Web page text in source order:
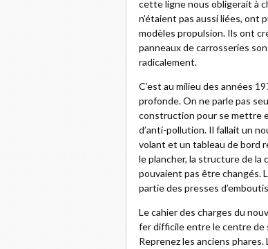
cette ligne nous obligerait à
n’étaient pas aussi liées, ont
modèles propulsion. Ils ont
panneaux de carrosseries
radicalement.
C’est au milieu des années
profonde. On ne parle pas
construction pour se mettre
d’anti-pollution. Il fallait un
volant et un tableau de bord
le plancher, la structure de
pouvaient pas être changés.
partie des presses
Le cahier des charges du
fer difficile entre le centre de
Reprenez les anciens phares.